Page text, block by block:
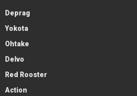
Deprag
Yokota
Ohtake
Delvo
Red Rooster
Action